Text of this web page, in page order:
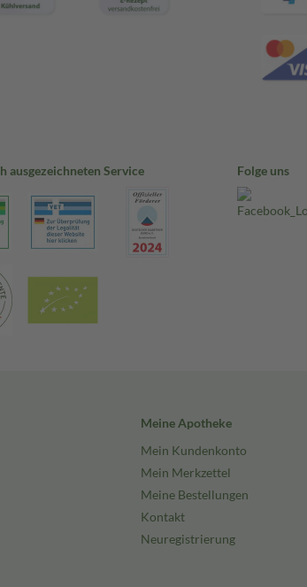
ausgezeichneten Service Folge uns
Meine Apotheke
Mein Kundenkonto
Mein Merkzettel
Meine Bestellungen
Kontakt
Neuregistrierung